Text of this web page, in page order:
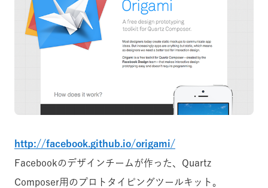
http://facebook.github.io/origami/
Facebookのデザインチームが作った、Quartz
Composer用のプロトタイピングツールキット。